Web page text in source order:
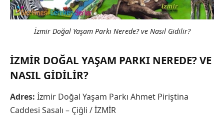
İzmir Doğal Yaşam Parkı Nerede? ve Nasıl Gidilir?
İZMIR DOĞAL YAŞAM PARKI NEREDE? VE
NASIL GIDILIR?
Adres: İzmir Doğal Yaşam Parkı Ahmet Piriştina
Caddesi Sasalı – Çiğli / İZMİR